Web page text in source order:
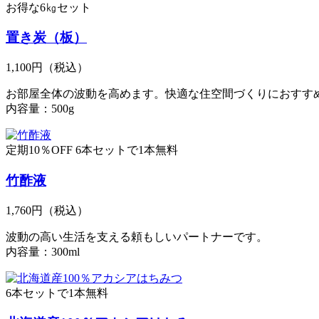
お得な6㎏セット
置き炭（板）
1,100円 （税込）
お部屋全体の波動を高めます。快適な住空間づくりにおすす
内容量：500g
定期10％OFF 6本セットで1本無料
竹酢液
1,760円 （税込）
波動の高い生活を支える頼もしいパートナーです。
内容量：300ml
6本セットで1本無料